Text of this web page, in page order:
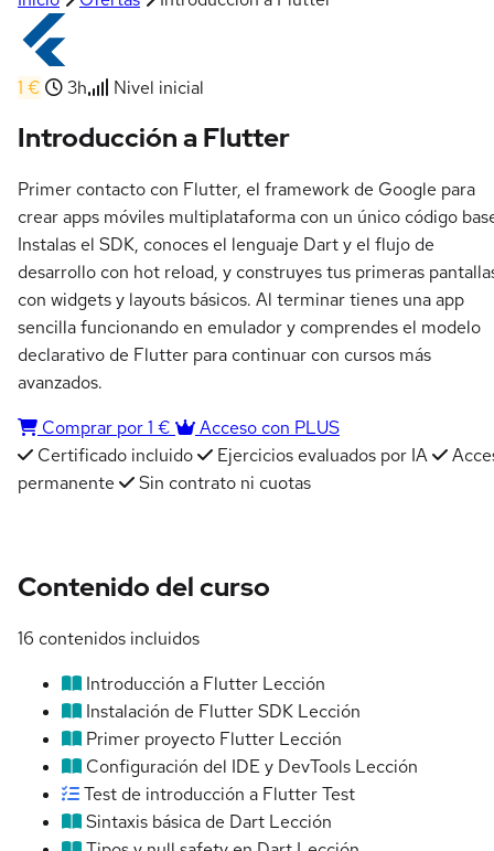
1 € 3h Nivel inicial
Introducción a Flutter
Primer contacto con Flutter, el framework de Google para
crear apps móviles multiplataforma con un único código
Instalas el SDK, conoces el lenguaje Dart y el flujo de
desarrollo con hot reload, y construyes tus primeras
con widgets y layouts básicos. Al terminar tienes una app
sencilla funcionando en emulador y comprendes el modelo
declarativo de Flutter para continuar con cursos más
avanzados.
Comprar por 1 €
Acceso con PLUS
Certificado incluido
Ejercicios evaluados por IA
permanente
Sin contrato ni cuotas
Contenido del curso
16 contenidos incluidos
Introducción a Flutter Lección
Instalación de Flutter SDK Lección
Primer proyecto Flutter Lección
Configuración del IDE y DevTools Lección
Test de introducción a FlutterTest
Sintaxis básica de Dart Lección